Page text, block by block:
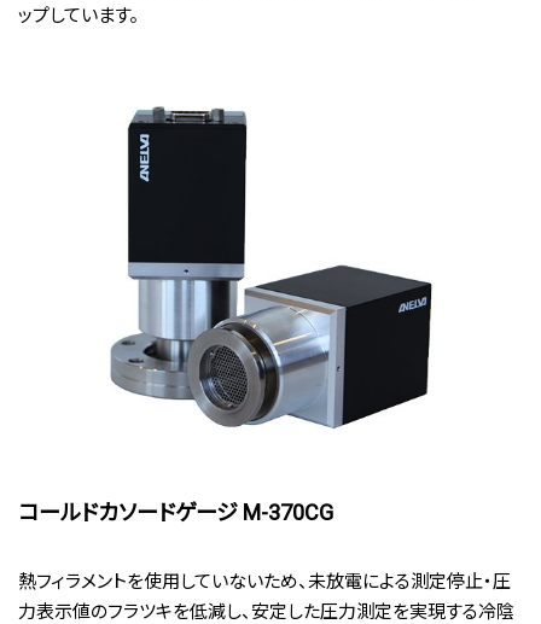
ップしています。
コールドカソードゲージ M-370CG
熱フィラメントを使用していないため、未放電による測定停止・圧
力表示値のフラツキを低減し、安定した圧力測定を実現する冷陰